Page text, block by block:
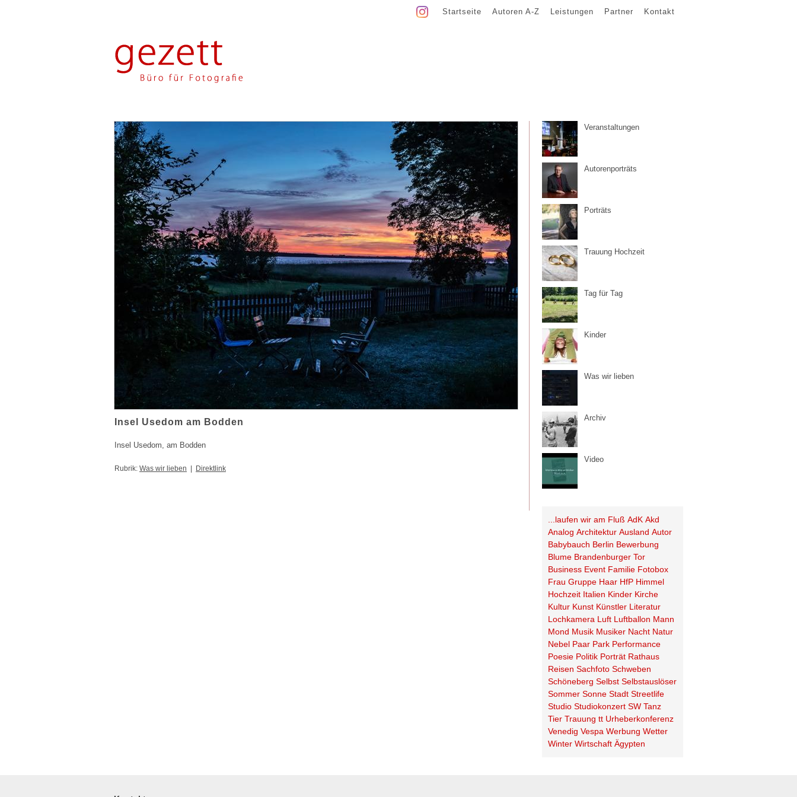
Startseite Autoren A-Z Leistungen Partner Kontakt
Insel Usedom am Bodden
Insel Usedom, am Bodden
Rubrik: Was wir lieben Direktlink
Veranstaltungen
Autorenporträts
Porträts
Trauung Hochzeit
Tag für Tag
Kinder
Was wir lieben
Archiv
Video
...laufen wir am Fluß AdK Akd
Analog Architektur Ausland Autor
Babybauch Berlin Bewerbung
Blume Brandenburger Tor
Business Event Familie Fotobox
Frau Gruppe Haar HfP Himmel
Hochzeit Italien Kinder Kirche
Kultur Kunst Künstler Literatur
Lochkamera Luft Luftballon Mann
Mond Musik Musiker Nacht Natur
Nebel Paar Park Performance
Poesie Politik Porträt Rathaus
Reisen Sachfoto Schweben
Schöneberg Selbst Selbstauslöser
Sommer Sonne Stadt Streetlife
Studio Studiokonzert SW Tanz
Tier Trauung tt Urheberkonferenz
Venedig Vespa Werbung Wetter
Winter Wirtschaft Ägypten